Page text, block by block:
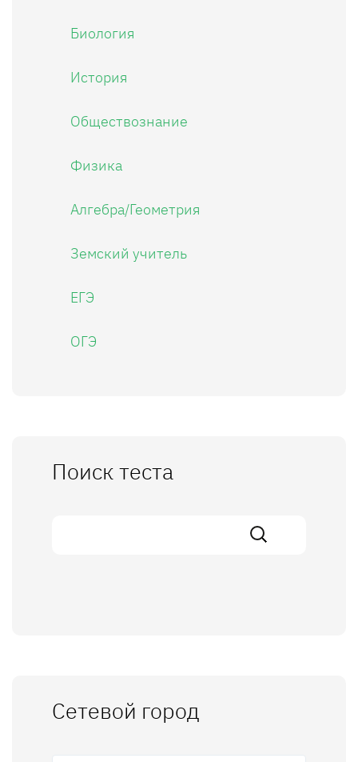
Биология
История
Обществознание
Физика
Алгебра/Геометрия
Земский учитель
ЕГЭ
ОГЭ
Поиск теста
Сетевой город